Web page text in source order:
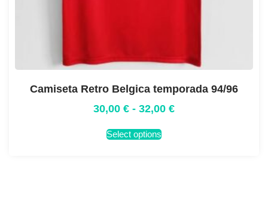
Camiseta Retro Belgica temporada 94/96
30,00 € - 32,00 €
Select options